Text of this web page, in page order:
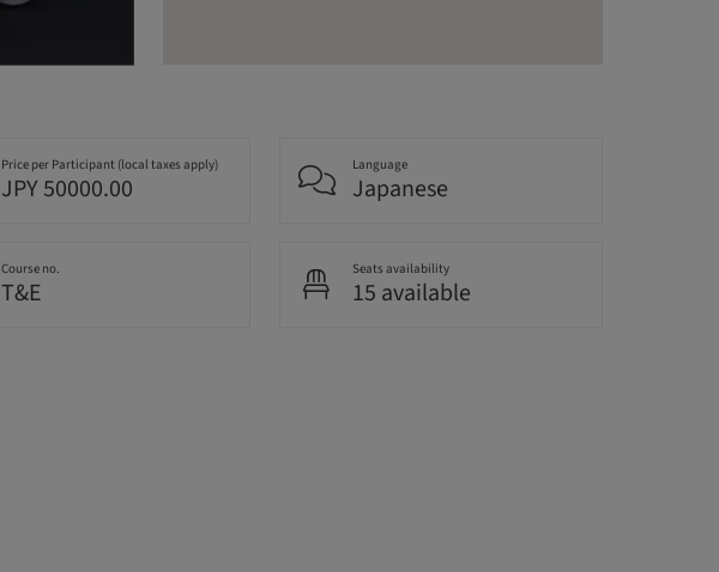
Price per Participant (local taxes apply)
JPY 50000.00
Language
Japanese
Course no.
T&E
Seats availability
15 available